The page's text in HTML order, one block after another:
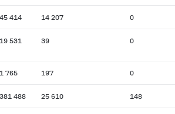
45 414 14 207 0
19 531 39 0
1 765 197 0
381 488 25 610 148